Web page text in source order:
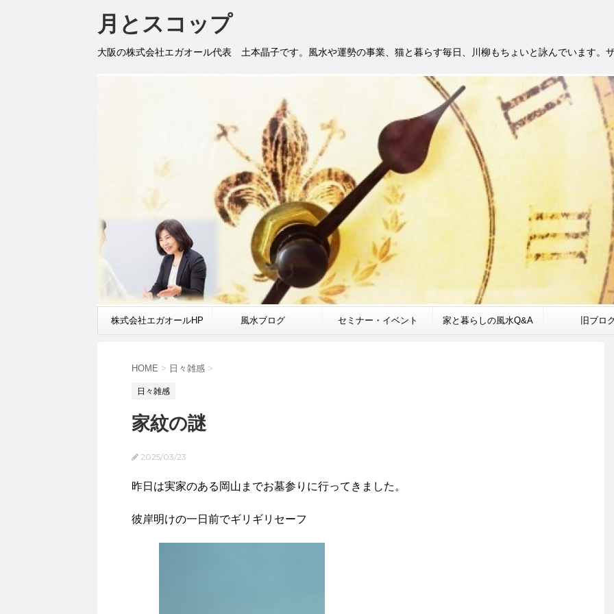
月とスコップ
大阪の株式会社エガオール代表 土本晶子です。風水や運勢の事業、猫と暮らす毎日、川柳もちょいと詠んでいます。
株式会社エガオールHP 風水ブログ セミナー・イベント 家と暮らしの風水Q&A 旧ブロ
HOME > 日々雑感 >
日々雑感
家紋の謎
2025/03/23
昨日は実家のある岡山までお墓参りに行ってきました。
彼岸明けの一日前でギリギリセーフ